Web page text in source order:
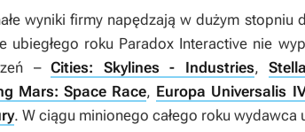
wyniki firmy napędzają w dużym
ubiegłego roku Paradox Interactive nie
–Cities: Skylines - Industries,
Mars: Space Race, Europa Universalis
. W ciągu minionego całego roku wydawca